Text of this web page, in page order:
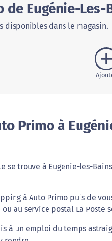
de Eugénie-Les-
disponibles dans le magasin.
Primo à
trouve à Eugenie-les-Bains
à Auto Primo puis de
au service postal La Poste
à un emploi du temps